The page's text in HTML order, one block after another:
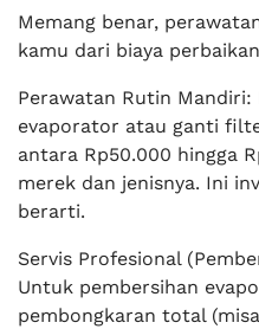
Memang benar,
kamu dari biaya
Perawatan Rutin
evaporator atau ganti
antara Rp50.000 hingga
merek dan jenisnya. Ini
berarti.
Servis Profesional
Untuk pembersihan
pembongkaran total